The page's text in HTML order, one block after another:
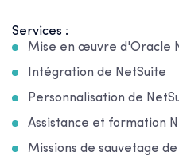
Services :
Mise en œuvre d'Oracle
Intégration de NetSuite
Personnalisation de
Assistance et formation
Missions de sauvetage